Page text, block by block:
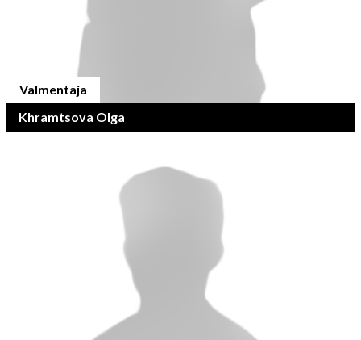
Valmentaja
Khramtsova Olga